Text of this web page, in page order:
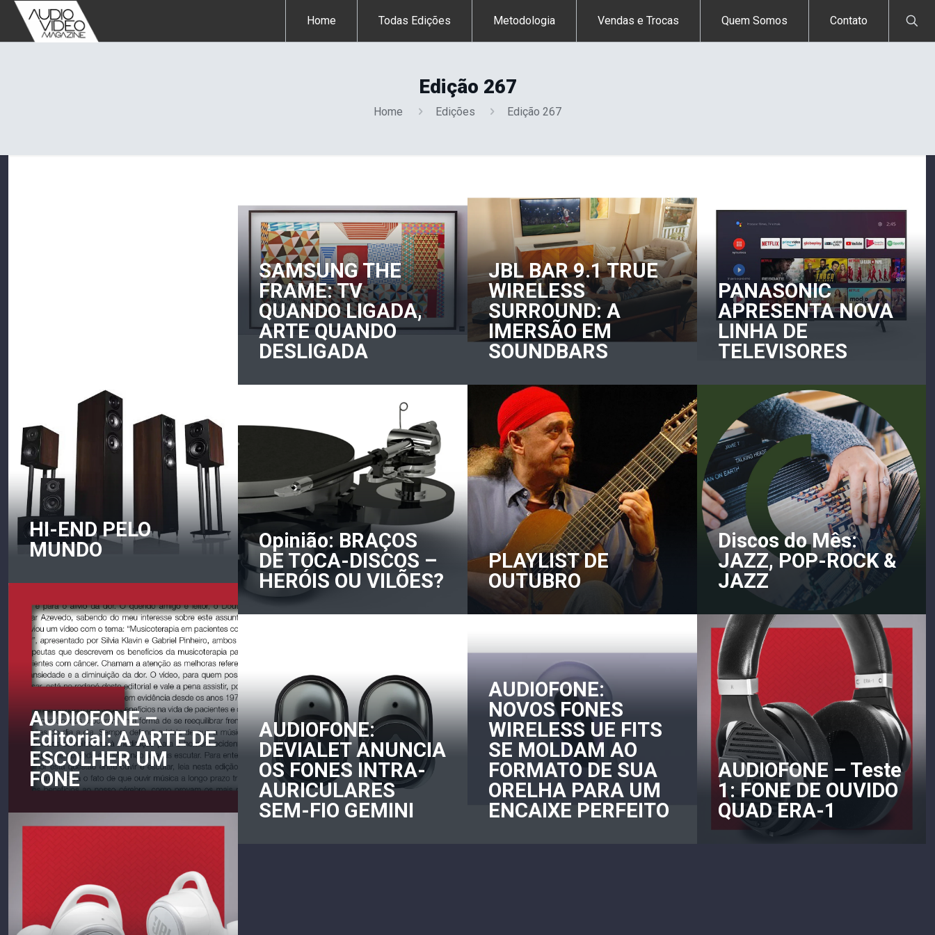
Home Todas Edições Metodologia Vendas e Trocas Quem Somos Contato
Edição 267
Home Edições Edição 267
SAMSUNG THE
FRAME: TV
QUANDO LIGADA,
ARTE QUANDO
DESLIGADA
JBL BAR 9.1 TRUE
WIRELESS
SURROUND: A
IMERSÃO EM
SOUNDBARS
PANASONIC
APRESENTA NOVA
LINHA DE
TELEVISORES
HI-END PELO
MUNDO
Opinião: BRAÇOS
DE TOCA-DISCOS –
HERÓIS OU VILÕES?
PLAYLIST DE
OUTUBRO
Discos do Mês:
JAZZ, POP-ROCK &
JAZZ
AUDIOFONE –
Editorial: A ARTE DE
ESCOLHER UM
FONE
AUDIOFONE:
DEVIALET ANUNCIA
OS FONES INTRA-
AURICULARES
SEM-FIO GEMINI
AUDIOFONE:
NOVOS FONES
WIRELESS UE FITS
SE MOLDAM AO
FORMATO DE SUA
ORELHA PARA UM
ENCAIXE PERFEITO
AUDIOFONE – Teste
1: FONE DE OUVIDO
QUAD ERA-1